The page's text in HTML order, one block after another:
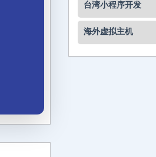
台湾小程序开发
海外虚拟主机